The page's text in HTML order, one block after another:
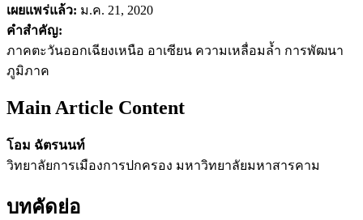
เผยแพร่แล้ว: ม.ค. 21, 2020
คำสำคัญ:
ภาคตะวันออกเฉียงเหนือ อาเซียน ความเหลื่อมล้ำ การพัฒนา
ภูมิภาค
Main Article Content
โอม ฉัตรนนท์
วิทยาลัยการเมืองการปกครอง มหาวิทยาลัยมหาสารคาม
บทคัดย่อ